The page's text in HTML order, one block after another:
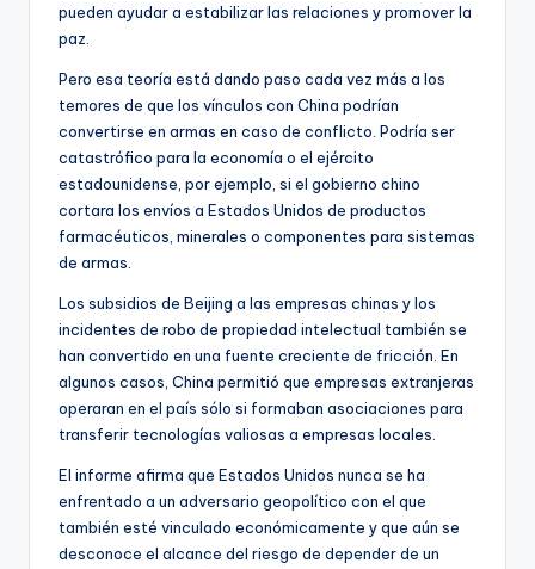
pueden ayudar a estabilizar las relaciones y promover la
paz.
Pero esa teoría está dando paso cada vez más a los
temores de que los vínculos con China podrían
convertirse en armas en caso de conflicto. Podría ser
catastrófico para la economía o el ejército
estadounidense, por ejemplo, si el gobierno chino
cortara los envíos a Estados Unidos de productos
farmacéuticos, minerales o componentes para sistemas
de armas.
Los subsidios de Beijing a las empresas chinas y los
incidentes de robo de propiedad intelectual también se
han convertido en una fuente creciente de fricción. En
algunos casos, China permitió que empresas extranjeras
operaran en el país sólo si formaban asociaciones para
transferir tecnologías valiosas a empresas locales.
El informe afirma que Estados Unidos nunca se ha
enfrentado a un adversario geopolítico con el que
también esté vinculado económicamente y que aún se
desconoce el alcance del riesgo de depender de un